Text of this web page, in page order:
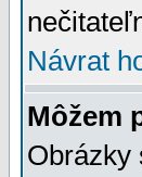
Návrat
Môžem
Obrázky